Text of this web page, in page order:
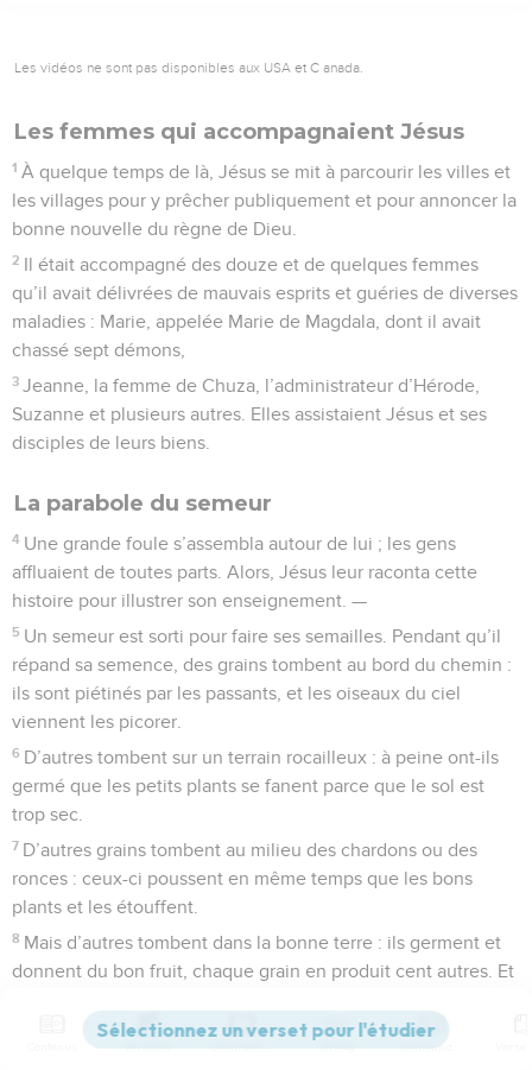
Les vidéos ne sont pas disponibles aux USA et C anada.
Les femmes qui accompagnaient Jésus
1 À quelque temps de là, Jésus se mit à parcourir les villes et
les villages pour y prêcher publiquement et pour annoncer la
bonne nouvelle du règne de Dieu.
2 Il était accompagné des douze et de quelques femmes
qu’il avait délivrées de mauvais esprits et guéries de diverses
maladies : Marie, appelée Marie de Magdala, dont il avait
chassé sept démons,
3 Jeanne, la femme de Chuza, l’administrateur d’Hérode,
Suzanne et plusieurs autres. Elles assistaient Jésus et ses
disciples de leurs biens.
La parabole du semeur
4 Une grande foule s’assembla autour de lui ; les gens
affluaient de toutes parts. Alors, Jésus leur raconta cette
histoire pour illustrer son enseignement. —
5 Un semeur est sorti pour faire ses semailles. Pendant qu’il
répand sa semence, des grains tombent au bord du chemin :
ils sont piétinés par les passants, et les oiseaux du ciel
viennent les picorer.
6 D’autres tombent sur un terrain rocailleux : à peine ont-ils
germé que les petits plants se fanent parce que le sol est
trop sec.
7 D’autres grains tombent au milieu des chardons ou des
ronces : ceux-ci poussent en même temps que les bons
plants et les étouffent.
8 Mais d’autres tombent dans la bonne terre : ils germent et
donnent du bon fruit, chaque grain en produit cent autres. Et
s’efforce de bien comprendre ce que je viens de dire.
Versions Commentaires Strong